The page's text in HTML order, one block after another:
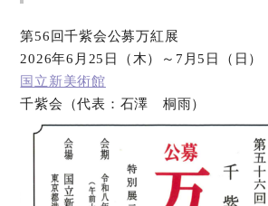
第56回千紫会公募万紅展
2026年6月25日（木）～7月5日（日）
国立新美術館
千紫会（代表：石澤 桐雨）
デジタルアーカイブ
オンラインショップ
お問い合わせ